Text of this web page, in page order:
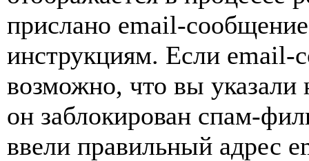
прислано email-
инструкциям. Если email-
возможно, что вы
он заблокирован спам-
ввели правильный адрес